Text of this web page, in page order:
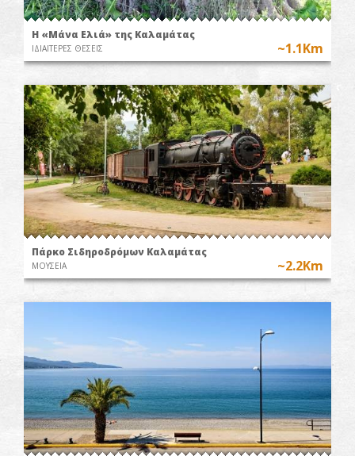
Η «Μάνα Ελιά» της Καλαμάτας
ΙΔΙΑΙΤΕΡΕΣ ΘΕΣΕΙΣ ~1.1Km
Πάρκο Σιδηροδρόμων Καλαμάτας
ΜΟΥΣΕΙΑ ~2.2Km